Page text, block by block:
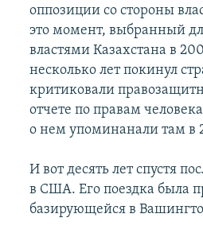
оппозиции со стороны
это момент, выбранный
властями Казахстана в
несколько лет покинул
критиковали
отчете по правам
о нем упоминанали там в
И вот десять лет спустя
в США. Его поездка была
базирующейся в